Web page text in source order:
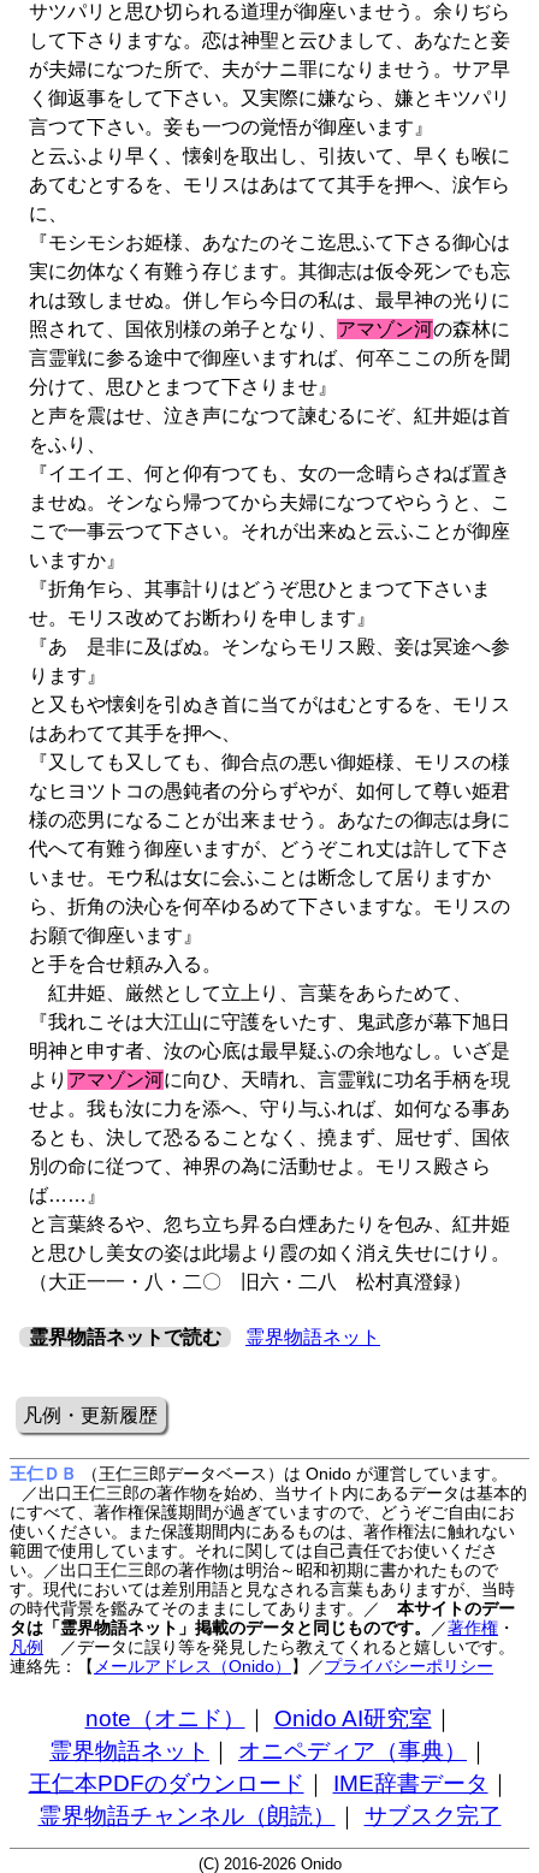
サツパリと思ひ切られる道理が御座いませう。余りぢら
して下さりますな。恋は神聖と云ひまして、あなたと妾
が夫婦になつた所で、夫がナニ罪になりませう。サア早
く御返事をして下さい。又実際に嫌なら、嫌とキツパリ
言つて下さい。妾も一つの覚悟が御座います』
と云ふより早く、懐剣を取出し、引抜いて、早くも喉に
あてむとするを、モリスはあはてて其手を押へ、涙乍ら
に、
『モシモシお姫様、あなたのそこ迄思ふて下さる御心は
実に勿体なく有難う存じます。其御志は仮令死ンでも忘
れは致しませぬ。併し乍ら今日の私は、最早神の光りに
照されて、国依別様の弟子となり、 アマゾン河の森林に
言霊戦に参る途中で御座いますれば、何卒ここの所を聞
分けて、思ひとまつて下さりませ』
と声を震はせ、泣き声になつて諫むるにぞ、紅井姫は首
をふり、
『イエイエ、何と仰有つても、女の一念晴らさねば置き
ませぬ。そンなら帰つてから夫婦になつてやらうと、こ
こで一事云つて下さい。それが出来ぬと云ふことが御座
いますか』
『折角乍ら、其事計りはどうぞ思ひとまつて下さいま
せ。モリス改めてお断わりを申します』
『あゝ是非に及ばぬ。そンならモリス殿、妾は冥途へ参
ります』
と又もや懐剣を引ぬき首に当てがはむとするを、モリス
はあわてて其手を押へ、
『又しても又しても、御合点の悪い御姫様、モリスの様
なヒヨツトコの愚鈍者の分らずやが、如何して尊い姫君
様の恋男になることが出来ませう。あなたの御志は身に
代へて有難う御座いますが、どうぞこれ丈は許して下さ
いませ。モウ私は女に会ふことは断念して居りますか
ら、折角の決心を何卒ゆるめて下さいますな。モリスの
お願で御座います』
と手を合せ頼み入る。
紅井姫、厳然として立上り、言葉をあらためて、
『我れこそは大江山に守護をいたす、鬼武彦が幕下旭日
明神と申す者、汝の心底は最早疑ふの余地なし。いざ是
より アマゾン河に向ひ、天晴れ、言霊戦に功名手柄を現
せよ。我も汝に力を添へ、守り与ふれば、如何なる事あ
るとも、決して恐るることなく、撓まず、屈せず、国依
別の命に従つて、神界の為に活動せよ。モリス殿さら
ば……』
と言葉終るや、忽ち立ち昇る白煙あたりを包み、紅井姫
と思ひし美女の姿は此場より霞の如く消え失せにけり。
（大正一一・八・二〇 旧六・二八 松村真澄録）
霊界物語ネットで読む 霊界物語ネット
凡例・更新履歴
王仁ＤＢ
（王仁三郎データベース）は Onido が運営しています。
／出口王仁三郎の著作物を始め、当サイト内にあるデータは基本的
にすべて、著作権保護期間が過ぎていますので、どうぞご自由にお
使いください。また保護期間内にあるものは、著作権法に触れない
範囲で使用しています。それに関しては自己責任でお使いくださ
い。／出口王仁三郎の著作物は明治～昭和初期に書かれたもので
す。現代においては差別用語と見なされる言葉もありますが、当時
の時代背景を鑑みてそのままにしてあります。／ 本サイトのデー
タは「霊界物語ネット」掲載のデータと同じものです。
／著作権 ・
凡例
／データに誤り等を発見したら教えてくれると嬉しいです。
連絡先：【 メールアドレス（Onido） 】 ／プライバシーポリシー
note（オニド） Onido AI研究室
霊界物語ネット
オニペディア（事典）
王仁本PDFのダウンロード
IME辞書データ
霊界物語チャンネル（朗読）
サブスク完了
(C) 2016-2026 Onido